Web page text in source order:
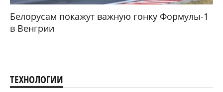
Белорусам покажут важную гонку Формулы-1
в Венгрии
ТЕХНОЛОГИИ